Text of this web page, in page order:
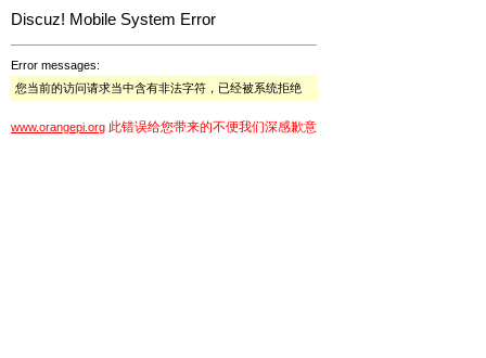
Discuz! Mobile System Error
Error messages:
您当前的访问请求当中含有非法字符，已经被系统拒绝
www.orangepi.org 此错误给您带来的不便我们深感歉意